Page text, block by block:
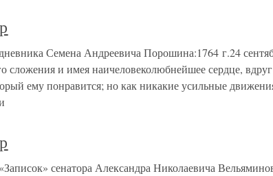
Семена Андреевича Порошина:1764 г.24
сложения и имея наичеловеколюбнейшее сердце,
ему понравится; но как никакие усильные
сенатора Александра Николаевича